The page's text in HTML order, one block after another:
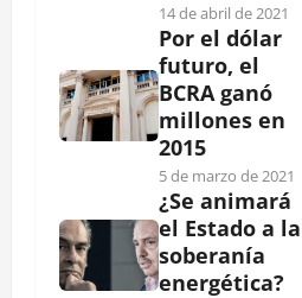
14 de abril de 2021
Por el dólar
futuro, el
BCRA ganó
millones en
2015
5 de marzo de 2021
¿Se animará
el Estado a la
soberanía
energética?